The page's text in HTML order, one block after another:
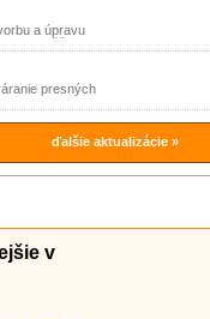
a úpravu
väčšiny
CDI, DAA,
presných
ďalšie aktualizácie »
v